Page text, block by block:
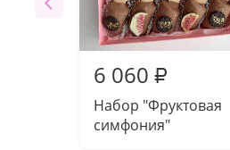
6 060 ₽
Набор "Фруктовая
симфония"